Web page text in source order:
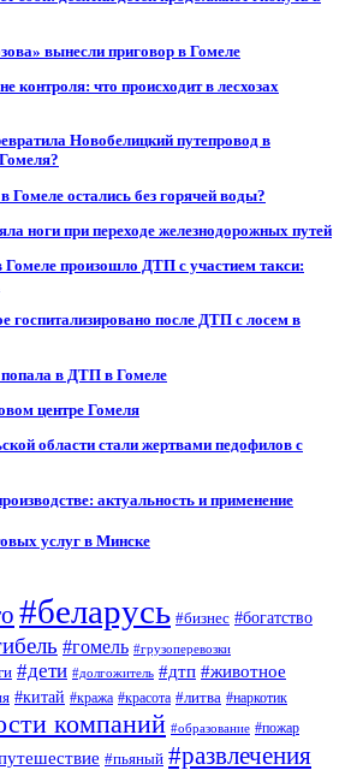
вынесли приговор в Гомеле
контроля: что происходит в лесхозах
Новобелицкий путепровод в
остались без горячей воды?
ноги при переходе железнодорожных путей
Гомеле произошло ДТП с участием такси:
госпитализировано после ДТП с лосем в
в ДТП в Гомеле
центре Гомеля
области стали жертвами педофилов с
актуальность и применение
услуг в Минске
#беларусь #бизнес #богатство
#гомель #грузоперевозки
#дети #долгожитель #дтп #животное
#китай #кража #красота #литва #наркотик
компаний #образование #пожар
#пьяный #развлечения